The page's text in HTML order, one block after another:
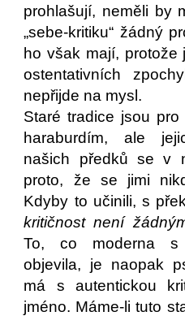
prohlašují, neměli by
„sebe-kritiku“ žádný
ho však mají, protože
ostentativních
nepřijde na mysl.
Staré tradice jsou
haraburdím, ale
našich předků se v
proto, že se jimi
Kdyby to učinili, s
kritičnost není
To, co moderna s
objevila, je naopak
má s autentickou
jméno. Máme-li tuto